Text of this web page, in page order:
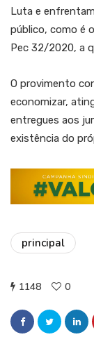
Luta e
público, como é
Pec 32/2020, a
O provimento
economizar,
entregues aos
existência do
principal
1148 0